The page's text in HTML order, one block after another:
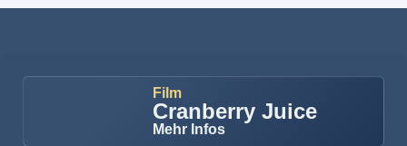
Film
Cranberry Juice
Mehr Infos